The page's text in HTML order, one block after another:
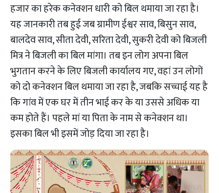
हजार का हरेक कनेक्शन धारी को बिल थमाया जा रहा है।
यह जानकारी तब हुई जब ग्रामीण ईश्वर साव, बिसुन साव,
बालदेव साव, सीता देवी, सरिता देवी, सुकरी देवी को बिजली
मित्र ने बिजली का बिल मांगा। तब इन लोग अपना बिल
भुगतान करने के लिए बिजली कार्यालय गए, वहां उन लोगों
को दो कनेक्शन बिल थमाया जा रहा है, जबकि सच्चाई यह है
कि गांव में एक घर में तीन भाई कर के या उससे अधिक या
कम होते हैं। पहले मां या पिता के नाम से कनेक्शन था।
इसका बिल भी इसमें जोड़ दिया जा रहा है।